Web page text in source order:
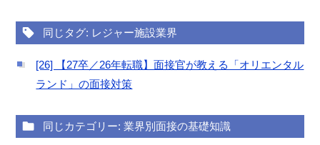
同じタグ: レジャー施設業界
[26] 【27卒／26年転職】面接官が教える「オリエンタル
ランド」の面接対策
同じカテゴリー: 業界別面接の基礎知識